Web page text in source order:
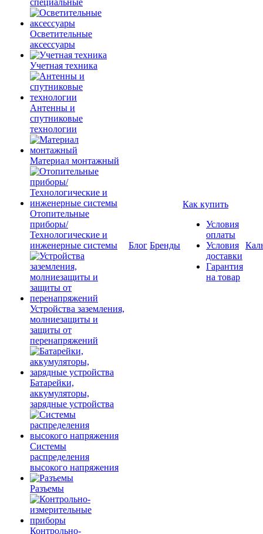
специальные
Осветительные
аксессуары
Учетная техника
Антенны и
спутниковые
технологии
Материал монтажный
Отопительные
приборы/
Технологические и
инженерные системы
Устройства заземления,
молниезащиты и
защиты от
перенапряжений
Батарейки,
аккумуляторы,
зарядные устройства
Системы
распределения
высокого напряжения
Разъемы
Контрольно-
Блог Бренды
Как купить
Условия
оплаты
Условия
доставки
Гарантия
на товар